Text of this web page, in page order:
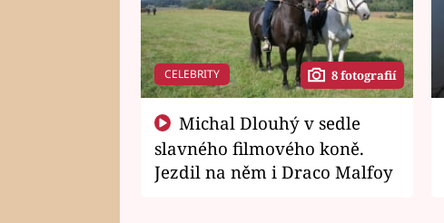
CELEBRITY 8 fotografií
slavného filmového koně.
Jezdil na něm i Draco Malfoy